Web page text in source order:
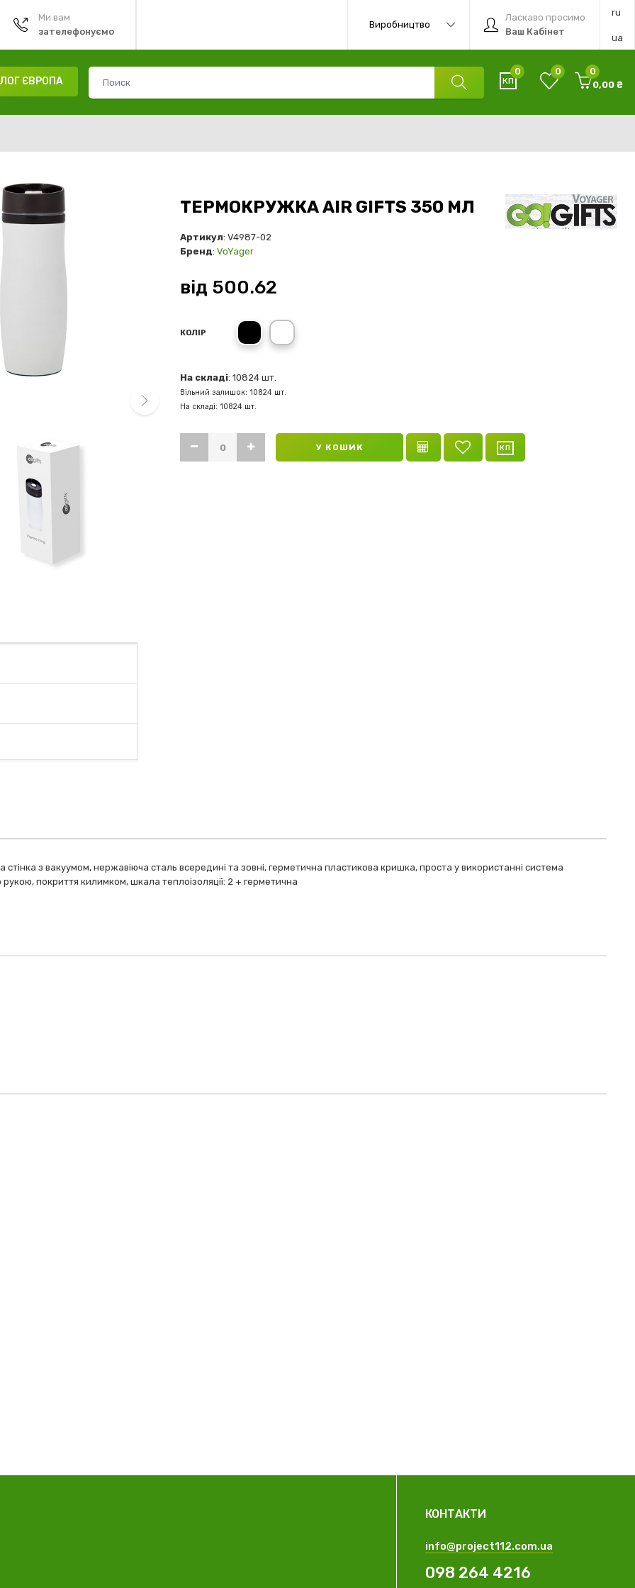
Ми вам
зателефонуємо
ru
ua
Ласкаво просимо
Ваш Кабінет
Виробництво
ЄВРОПА
0 0
0
0,00 ₴
ТЕРМОКРУЖКА AIR GIFTS 350 МЛ
Артикул: V4987-02
Бренд: VoYager
від 500.62
КОЛІР
черныйбелый
На складі: 10824 шт.
Вільний залишок: 10824 шт.
На складі: 10824 шт.
У КОШИК
з вакуумом, нержавіюча сталь всередині та зовні, герметична пластикова кришка, проста у використанні система
покриття килимком, шкала теплоізоляції: 2 + герметична
КОНТАКТИ
info@project112.com.ua
098 264 4216